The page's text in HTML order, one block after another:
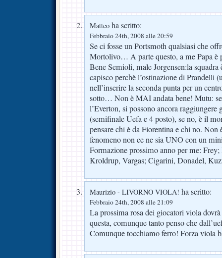
Matteo ha scritto:
Febbraio 24th, 2008 alle 20:59
Se ci fosse un Portsmoth qualsiasi che
Mortolivo… A parte questo, a me Papa è
Bene Semioli, male Jorgensen:la
capisco perchè l’ostinazione di Prandelli
nell’inserire la seconda punta per un
sotto… Non è MAI andata bene! Mutu:
l’Everton, si possono ancora
(semifinale Uefa e 4 posto), se no, è il
pensare chi è da Fiorentina e chi no. Non
fenomeno non ce ne sia UNO con un
Formazione prossimo anno per me:
Kroldrup, Vargas; Cigarini, Donadel,
Maurizio - LIVORNO VIOLA! ha scritto:
Febbraio 24th, 2008 alle 21:09
La prossima rosa dei giocatori viola
questa, comunque tanto penso che
Comunque tocchiamo ferro! Forza viola